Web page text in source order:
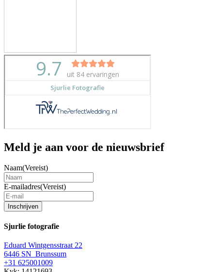
Meld je aan voor de nieuwsbrief
Naam(Vereist)
E-mailadres(Vereist)
Inschrijven
Sjurlie fotografie
Eduard Wintgensstraat 22
6446 SN Brunssum
+31 625001009